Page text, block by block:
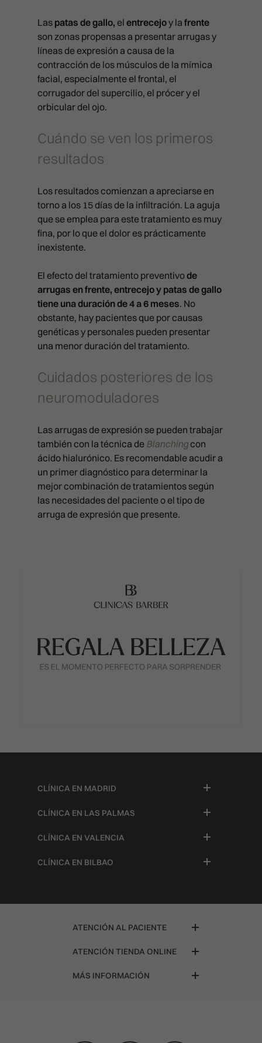
Las patas de gallo, el entrecejoy la frente
son zonas propensas a presentar arrugas y
líneas de expresión a causa de la
contracción de los músculos de la mímica
facial, especialmente el frontal, el
corrugador del supercilio, el prócer y el
orbicular del ojo.
Cuándo se ven los primeros
resultados
Los resultados comienzan a apreciarse en
torno a los 15 días de la infiltración. La aguja
que se emplea para este tratamiento es muy
fina, por lo que el dolor es prácticamente
inexistente.
El efecto del tratamiento preventivode
arrugas en frente, entrecejo y patas de gallo
tiene una duración de 4 a 6 meses. No
obstante, hay pacientes que por causas
genéticas y personales pueden presentar
una menor duración del tratamiento.
Cuidados posteriores de los
neuromoduladores
Las arrugas de expresión se pueden trabajar
también con la técnica de Blanchingcon
ácido hialurónico. Es recomendable acudir a
un primer diagnóstico para determinar la
mejor combinación de tratamientos según
las necesidades del paciente o el tipo de
arruga de expresión que presente.
CLÍNICA EN MADRID
CLÍNICA EN LAS PALMAS
CLÍNICA EN VALENCIA
CLÍNICA EN BILBAO
ATENCIÓN AL PACIENTE
ATENCIÓN TIENDA ONLINE
MÁS INFORMACIÓN
HYDRA BOOST
LABIOS
LÁSER RETEXTURING
MENTÓN CON ÁCIDO
PEELING QUÍMICO
PLEXR
PRP FACIAL
INYECTABLES
RELLENO DE OJERAS
REPOSICIÓN DE PÓMULOS
RINOMODELACIÓN SIN
BLACK DIAMOND
DERMAPEN
LÁSER LIGHT
LÁSER RELIFT
LÁSER VESSEL
RADIOFRECUENCIA FULL
RADIOFRECUENCIA LEGACY
REJUVENECIMIENTO DE
CAVITACIÓN
COOLTECH
ONDAS DE CHOQUE
MADRID
LAS PALMAS
VALENCIA
BILBAO
ATENCIÓN AL PACIENTE
911 594 309
info@clinicasbarber.com
911 21 24 27
info@clinicasbarber.com
Pérez Galdós, 28. 35002
Las Palmas de Gran Canaria
911 21 24 27
911 21 24 27
CLÍNICA EN BILBAO
Ercilla Kalea, 6, Abando
911 21 24 27
info@clinicasbarber.com